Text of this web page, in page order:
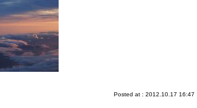
Posted at : 2012.10.17 16:47